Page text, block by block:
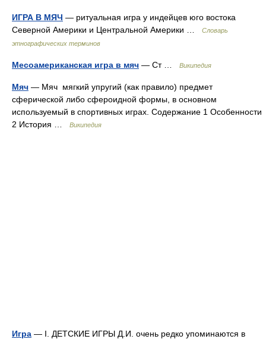
ИГРА В МЯЧ — ритуальная игра у индейцев юго востока
Северной Америки и Центральной Америки …
Словарь
этнографических терминов
Месоамериканская игра в мяч — Ст … Википедия
Мяч — Мяч мягкий упругий (как правило) предмет
сферической либо сфероидной формы, в основном
используемый в спортивных играх. Содержание 1 Особенности
2 История …
Википедия
Игра — I. ДЕТСКИЕ ИГРЫ Д.И. очень редко упоминаются в